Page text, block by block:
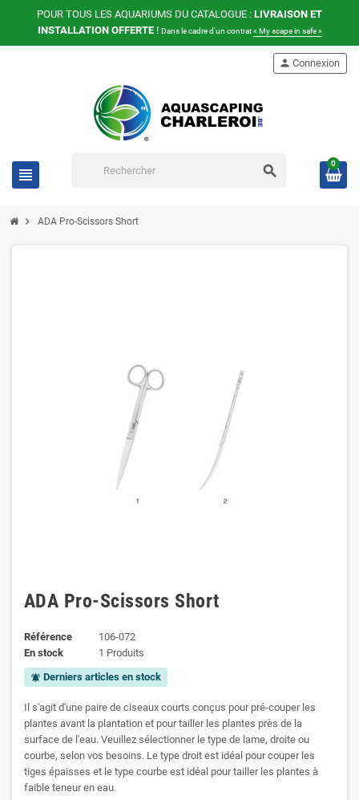
POUR TOUS LES AQUARIUMS DU CATALOGUE : LIVRAISON ET
INSTALLATION OFFERTE! Dans le cadre d'un contrat« My scape in safe »
view_headline search
person Connexion
0
chevron_right ADA Pro-Scissors Short
ADA Pro-Scissors Short
Référence
106-072
En stock
1 Produits
notifications_active Derniers articles en stock
Il s'agit d'une paire de ciseaux courts conçus pour pré-couper les
plantes avant la plantation et pour tailler les plantes près de la
surface de l'eau. Veuillez sélectionner le type de lame, droite ou
courbe, selon vos besoins. Le type droit est idéal pour couper les
tiges épaisses et le type courbe est idéal pour tailler les plantes à
faible teneur en eau.